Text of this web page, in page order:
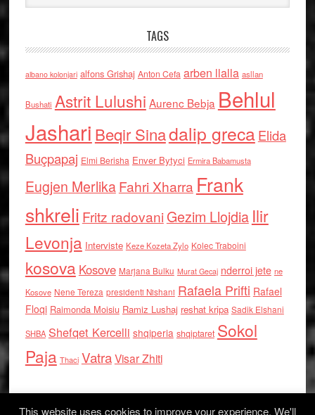
TAGS
albano kolonjari alfons Grishaj Anton Cefa arben llalla asllan
Bushati Astrit Lulushi Aurenc Bebja Behlul
Jashari Beqir Sinadalip grecaElida
Buçpapaj Elmi Berisha Enver Bytyci Ermira Babamusta
Eugjen MerlikaFahri Xharra Frank
shkreli Fritz radovaniGezim Llojdia Ilir
Levonja Interviste Keze Kozeta Zylo Kolec Traboini
kosova Kosove Marjana Bulku Murat Gecaj nderroi jete ne
Kosove Nene Tereza presidenti Nishani Rafaela Prifti Rafael
Floqi Raimonda Moisiu Ramiz Lushaj reshat kripa Sadik Elshani
SHBA Shefqet Kercelli shqiperia shqiptaret Sokol
Paja Thaci VatraVisar Zhiti
This website uses cookies to improve your experience. We'll